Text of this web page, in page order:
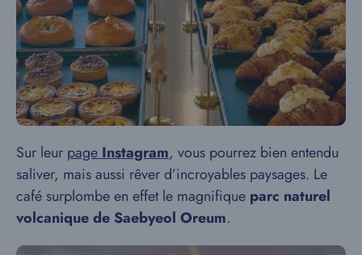
Sur leur page Instagram, vous pourrez bien entendu
saliver, mais aussi rêver d’incroyables paysages. Le
café surplombe en effet le magnifique parc naturel
volcanique de Saebyeol Oreum.